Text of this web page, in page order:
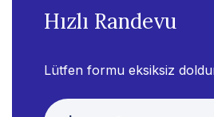
Hızlı Randevu
Lütfen formu eksiksiz